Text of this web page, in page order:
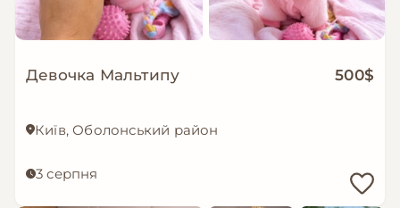
Девочка Мальтипу 500$
Київ, Оболонський район
3 серпня